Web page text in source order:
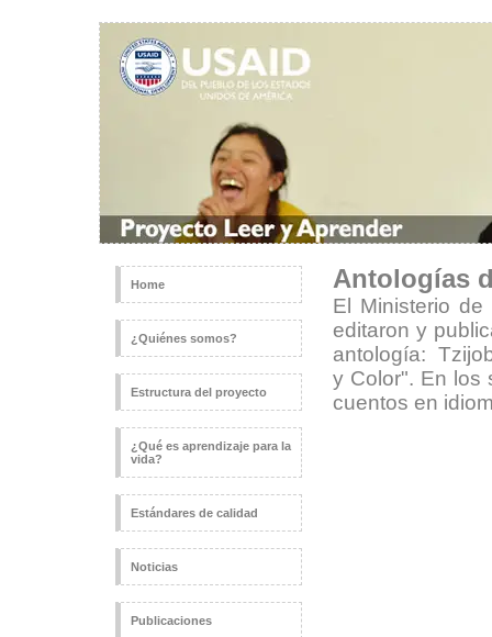
Home
¿Quiénes somos?
Estructura del proyecto
¿Qué es aprendizaje para la
vida?
Estándares de calidad
Noticias
Publicaciones
Antologías
El Ministerio
editaron y
antología:
y Color". En los
cuentos en